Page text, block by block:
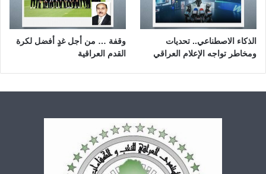
الذكاء الاصطناعي.. تحديات
ومخاطر تواجه الإعلام العراقي
وقفة … من أجل غدٍ أفضل لكرة
القدم العراقية